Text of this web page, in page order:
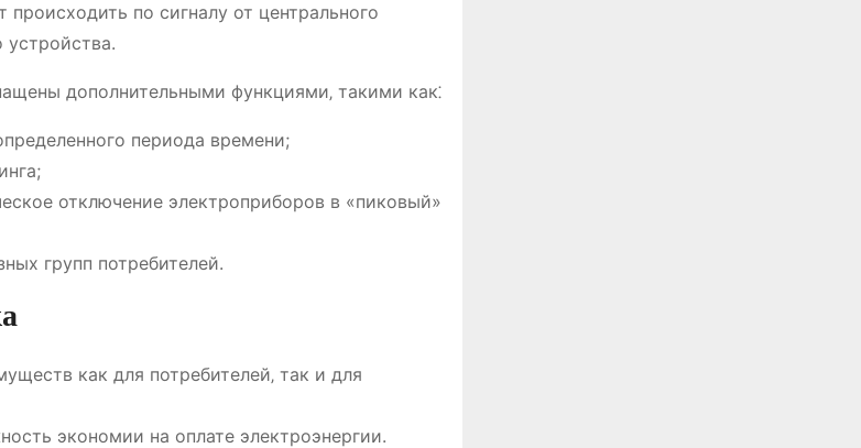
по сигналу от центрального
устройства.
дополнительными функциями‚ такими как⁚
периода времени;
отключение электроприборов в «пиковый»
групп потребителей.
как для потребителей‚ так и для
экономии на оплате электроэнергии.